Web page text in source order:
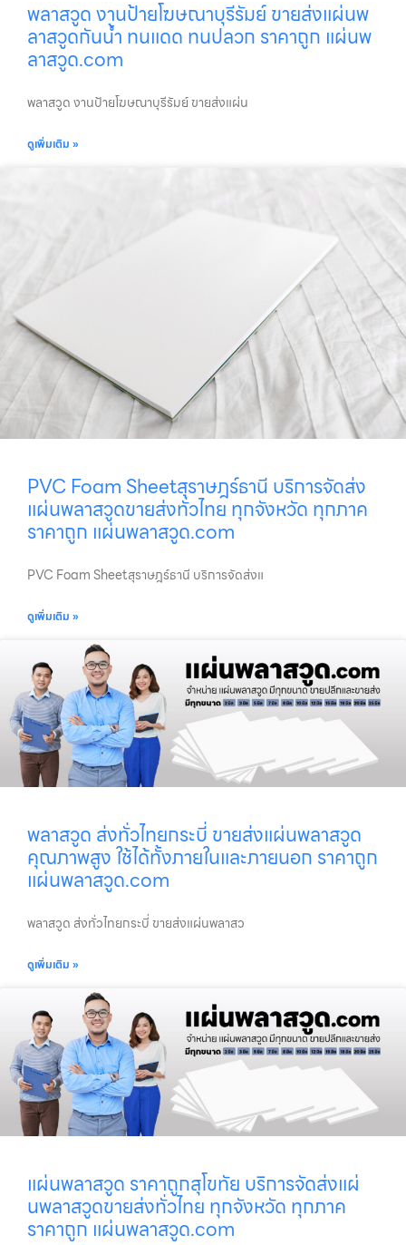
พลาสวูด งานป้ายโฆษณาบุรีรัมย์ ขายส่งแผ่นพ
ลาสวูดกันน้ำ ทนแดด ทนปลวก ราคาถูก แผ่นพ
ลาสวูด.com
พลาสวูด งานป้ายโฆษณาบุรีรัมย์ ขายส่งแผ่น
ดูเพิ่มเติม »
PVC Foam Sheetสุราษฎร์ธานี บริการจัดส่ง
แผ่นพลาสวูดขายส่งทั่วไทย ทุกจังหวัด ทุกภาค
ราคาถูก แผ่นพลาสวูด.com
PVC Foam Sheetสุราษฎร์ธานี บริการจัดส่งแ
ดูเพิ่มเติม »
พลาสวูด ส่งทั่วไทยกระบี่ ขายส่งแผ่นพลาสวูด
คุณภาพสูง ใช้ได้ทั้งภายในและภายนอก ราคาถูก
แผ่นพลาสวูด.com
พลาสวูด ส่งทั่วไทยกระบี่ ขายส่งแผ่นพลาสว
ดูเพิ่มเติม »
แผ่นพลาสวูด ราคาถูกสุโขทัย บริการจัดส่งแผ่
นพลาสวูดขายส่งทั่วไทย ทุกจังหวัด ทุกภาค
ราคาถูก แผ่นพลาสวูด.com